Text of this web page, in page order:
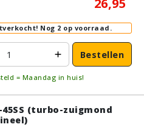
26,95
Nog 2 op voorraad.
Bestellen
= Maandag in huis!
45SS (turbo-zuigmond